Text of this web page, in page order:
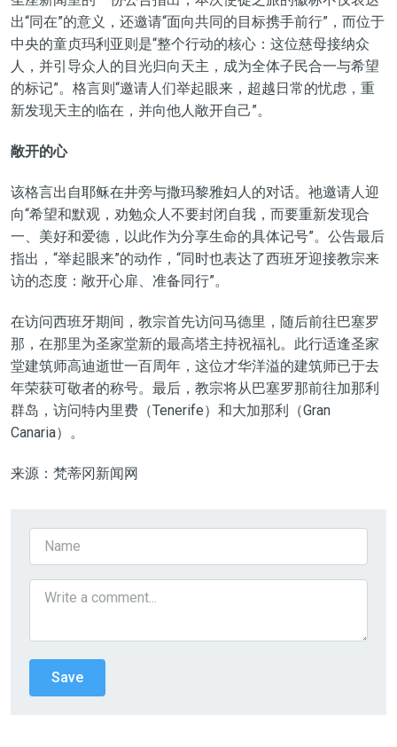
出“同在”的意义，还邀请“面向共同的目标携手前行”，而位于
中央的童贞玛利亚则是“整个行动的核心：这位慈母接纳众
人，并引导众人的目光归向天主，成为全体子民合一与希望
的标记”。格言则“邀请人们举起眼来，超越日常的忧虑，重
新发现天主的临在，并向他人敞开自己”。
敞开的心
该格言出自耶稣在井旁与撒玛黎雅妇人的对话。祂邀请人迎
向“希望和默观，劝勉众人不要封闭自我，而要重新发现合
一、美好和爱德，以此作为分享生命的具体记号”。公告最后
指出，“举起眼来”的动作，“同时也表达了西班牙迎接教宗来
访的态度：敞开心扉、准备同行”。
在访问西班牙期间，教宗首先访问马德里，随后前往巴塞罗
那，在那里为圣家堂新的最高塔主持祝福礼。此行适逢圣家
堂建筑师高迪逝世一百周年，这位才华洋溢的建筑师已于去
年荣获可敬者的称号。最后，教宗将从巴塞罗那前往加那利
群岛，访问特内里费（Tenerife）和大加那利（Gran
Canaria）。
来源：梵蒂冈新闻网